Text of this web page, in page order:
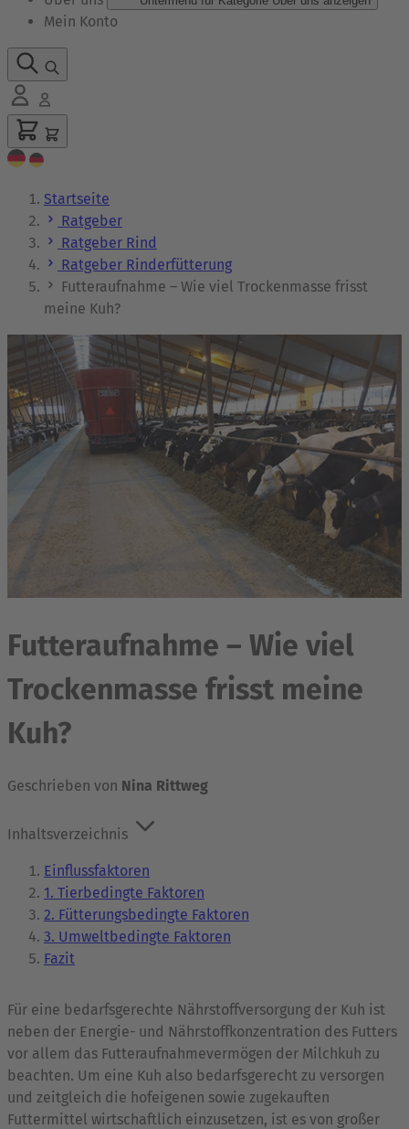
Mein Konto
Startseite
Ratgeber
Ratgeber Rind
Ratgeber Rinderfütterung
Futteraufnahme – Wie viel Trockenmasse frisst
meine Kuh?
Futteraufnahme – Wie viel
Trockenmasse frisst meine
Kuh?
Geschrieben von Nina Rittweg
Inhaltsverzeichnis
Einflussfaktoren
1. Tierbedingte Faktoren
2. Fütterungsbedingte Faktoren
3. Umweltbedingte Faktoren
Fazit
Für eine bedarfsgerechte Nährstoffversorgung der Kuh ist
neben der Energie- und Nährstoffkonzentration des Futters
vor allem das Futteraufnahmevermögen der Milchkuh zu
beachten. Um eine Kuh also bedarfsgerecht zu versorgen
und zeitgleich die hofeigenen sowie zugekauften
Futtermittel wirtschaftlich einzusetzen, ist es von großer